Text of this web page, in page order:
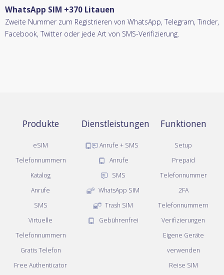
WhatsApp SIM +370 Litauen
Zweite Nummer zum Registrieren von WhatsApp, Telegram, Tinder,
Facebook, Twitter oder jede Art von SMS-Verifizierung.
Produkte
eSIM
Telefonnummern
Katalog
Anrufe
SMS
Virtuelle
Telefonnummern
Gratis Telefon
Free Authenticator
Dienstleistungen
Anrufe + SMS
Anrufe
SMS
WhatsApp SIM
Trash SIM
Gebührenfrei
Funktionen
Setup
Prepaid
Telefonnummer
2FA
Telefonnummern
Verifizierungen
Eigene Geräte
verwenden
Reise SIM